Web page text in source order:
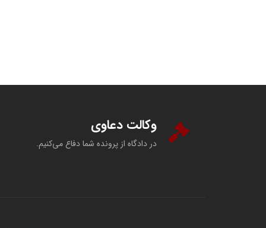
وکالت دعاوی
در دادگاه از پرونده شما دفاع می‌کنیم.